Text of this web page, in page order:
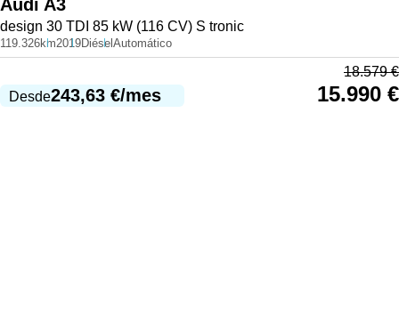
Audi A3
design 30 TDI 85 kW (116 CV) S tronic
119.326km2019Diésel Automático
Desde243,63 €/mes
18.579€
15.990 €